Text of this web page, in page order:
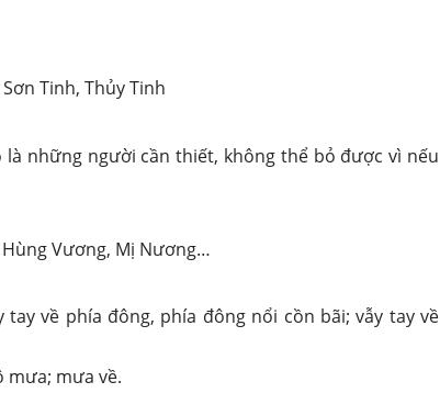
Tinh, Thủy Tinh
những người cần thiết, không thể bỏ được vì nếu
Vương, Mị Nương…
tay về phía đông, phía đông nổi cồn bãi; vẫy tay về
mưa; mưa về.